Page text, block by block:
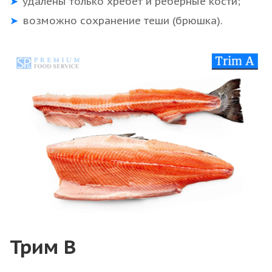
возможно сохранение теши (брюшка).
Трим В